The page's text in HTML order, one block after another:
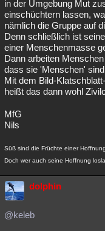
in der Umgebung Mut
einschüchtern lassen,
nämlich die Gruppe auf
Denn schließlich ist
einer Menschenmasse
Dann arbeiten
dass sie 'Menschen'
Mit dem Bild-
heißt das dann wohl
MfG
Nils
Süß sind die Früchte einer
Doch wer auch seine Hoffnung
dolphin
@keleb